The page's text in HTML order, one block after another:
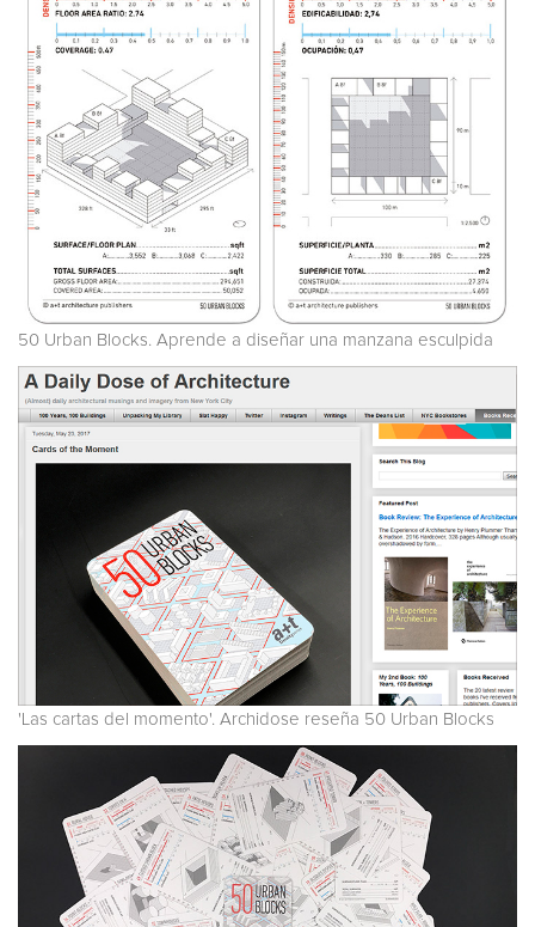
50 Urban Blocks. Aprende a diseñar una manzana esculpida
'Las cartas del momento'. Archidose reseña 50 Urban Blocks